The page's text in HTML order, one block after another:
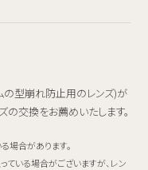
の型崩れ防止用のレンズ)が
の交換をお薦めいたします。
場合があります。
いる場合がございますが、レン